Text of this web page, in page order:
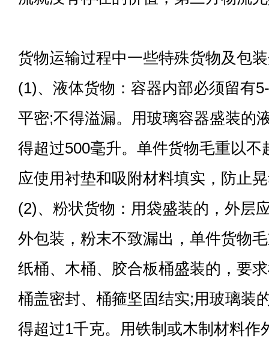
货物运输过程中一些特殊货物及包
(1)、液体货物：容器内部必须留有
平密;不得溢漏。用玻璃容器盛装的
得超过500毫升。单件货物毛重以不
应使用衬垫和吸附材料填实，防止
(2)、粉状货物：用袋盛装的，外层
外包装，粉末不致漏出，单件货物
纸桶、木桶、胶合板桶盛装的，要
桶盖密封、桶箍坚固结实;用玻璃装
得超过1千克。用铁制或木制材料作